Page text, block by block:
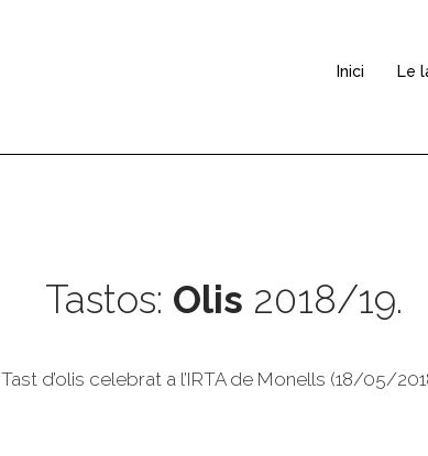
Inici Le
Tastos: Olis 2018/19.
Tast d’olis celebrat a l’IRTA de Monells (18/05/